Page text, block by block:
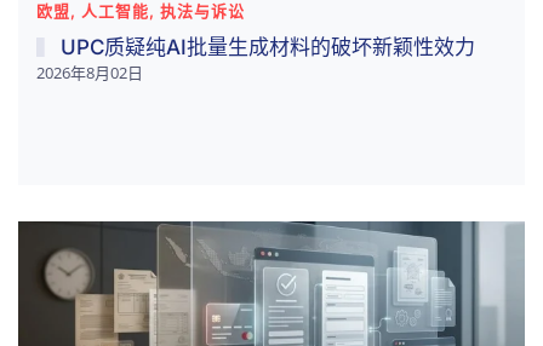
欧盟, 人工智能, 执法与诉讼
UPC质疑纯AI批量生成材料的破坏新颖性效力
2026年8月02日